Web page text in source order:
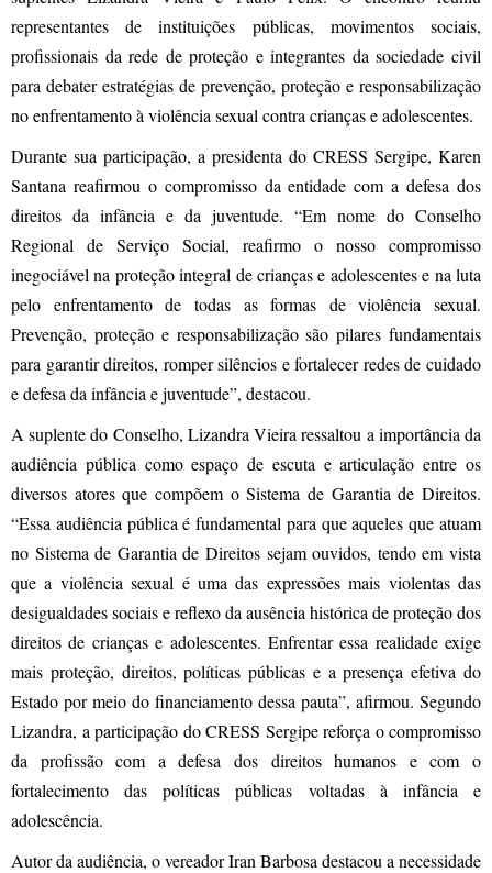
representantes de instituições públicas, movimentos sociais,
profissionais da rede de proteção e integrantes da sociedade civil
para debater estratégias de prevenção, proteção e responsabilização
no enfrentamento à violência sexual contra crianças e adolescentes.
Durante sua participação, a presidenta do CRESS Sergipe, Karen
Santana reafirmou o compromisso da entidade com a defesa dos
direitos da infância e da juventude. “Em nome do Conselho
Regional de Serviço Social, reafirmo o nosso compromisso
inegociável na proteção integral de crianças e adolescentes e na luta
pelo enfrentamento de todas as formas de violência sexual.
Prevenção, proteção e responsabilização são pilares fundamentais
para garantir direitos, romper silêncios e fortalecer redes de cuidado
e defesa da infância e juventude”, destacou.
A suplente do Conselho, Lizandra Vieira ressaltou a importância da
audiência pública como espaço de escuta e articulação entre os
diversos atores que compõem o Sistema de Garantia de Direitos.
“Essa audiência pública é fundamental para que aqueles que atuam
no Sistema de Garantia de Direitos sejam ouvidos, tendo em vista
que a violência sexual é uma das expressões mais violentas das
desigualdades sociais e reflexo da ausência histórica de proteção dos
direitos de crianças e adolescentes. Enfrentar essa realidade exige
mais proteção, direitos, políticas públicas e a presença efetiva do
Estado por meio do financiamento dessa pauta”, afirmou. Segundo
Lizandra, a participação do CRESS Sergipe reforça o compromisso
da profissão com a defesa dos direitos humanos e com o
fortalecimento das políticas públicas voltadas à infância e
adolescência.
Autor da audiência, o vereador Iran Barbosa destacou a necessidade